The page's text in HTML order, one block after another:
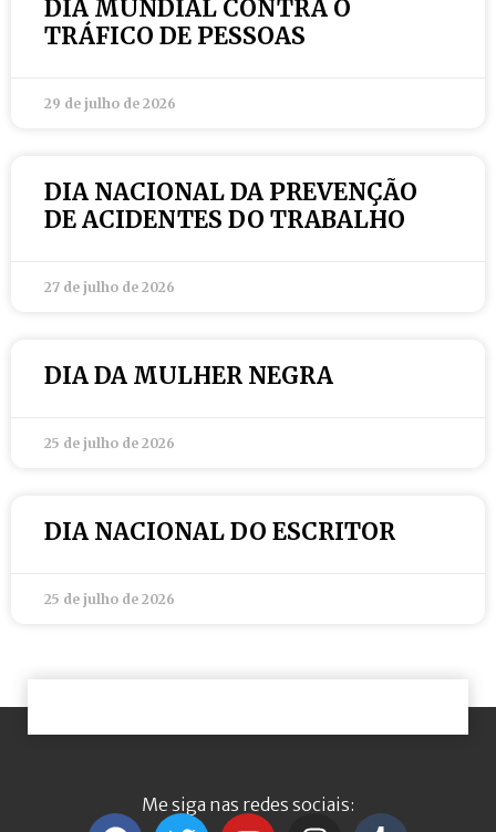
DIA MUNDIAL CONTRA O
TRÁFICO DE PESSOAS
29 de julho de 2026
DIA NACIONAL DA PREVENÇÃO
DE ACIDENTES DO TRABALHO
27 de julho de 2026
DIA DA MULHER NEGRA
25 de julho de 2026
DIA NACIONAL DO ESCRITOR
25 de julho de 2026
Me siga nas redes sociais: